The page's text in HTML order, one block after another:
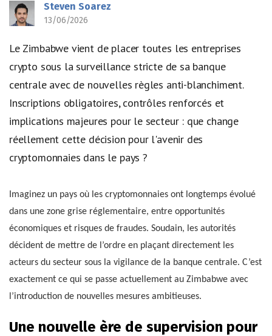
Steven Soarez
13/06/2026
Le Zimbabwe vient de placer toutes les entreprises
crypto sous la surveillance stricte de sa banque
centrale avec de nouvelles règles anti-blanchiment.
Inscriptions obligatoires, contrôles renforcés et
implications majeures pour le secteur : que change
réellement cette décision pour l'avenir des
cryptomonnaies dans le pays ?
Imaginez un pays où les cryptomonnaies ont longtemps évolué
dans une zone grise réglementaire, entre opportunités
économiques et risques de fraudes. Soudain, les autorités
décident de mettre de l’ordre en plaçant directement les
acteurs du secteur sous la vigilance de la banque centrale. C’est
exactement ce qui se passe actuellement au Zimbabwe avec
l’introduction de nouvelles mesures ambitieuses.
Une nouvelle ère de supervision pour